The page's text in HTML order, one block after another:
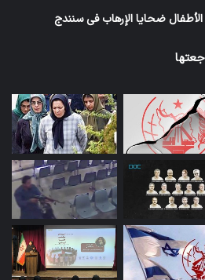
ضحايا الإرهاب في سنندج